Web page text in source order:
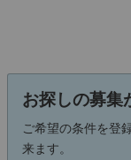
お探しの募集
ご希望の条件を登
来ます。